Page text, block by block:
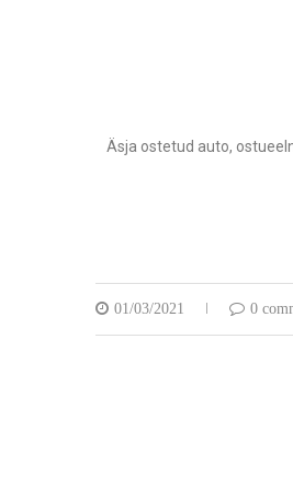
Äsja ostetud auto,
01/03/2021 0